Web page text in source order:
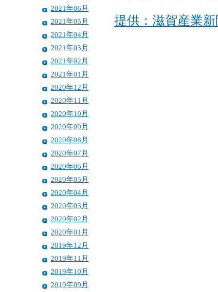
2021年06月
2021年05月
2021年04月
2021年03月
2021年02月
2021年01月
2020年12月
2020年11月
2020年10月
2020年09月
2020年08月
2020年07月
2020年06月
2020年05月
2020年04月
2020年03月
2020年02月
2020年01月
2019年12月
2019年11月
2019年10月
2019年09月
提供：滋賀産業